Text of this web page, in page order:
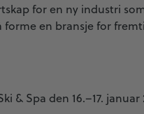
for en ny industri
en bransje for
& Spa den 16.–17. januar